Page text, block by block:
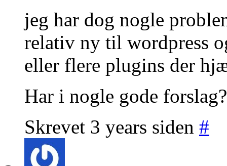
jeg har dog nogle
relativ ny til wordpress
eller flere plugins der
Har i nogle gode forslag?
Skrevet 3 years siden #